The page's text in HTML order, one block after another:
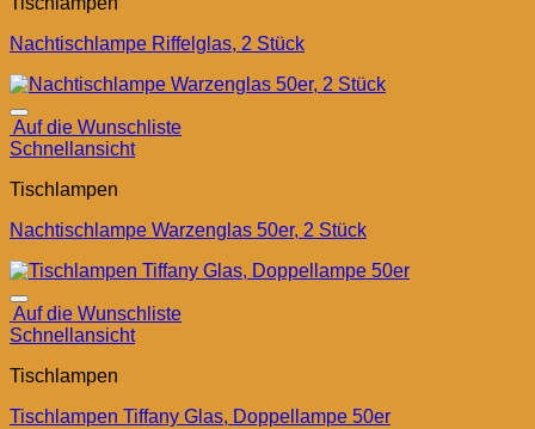
Nachtischlampe Riffelglas, 2 Stück
Auf die Wunschliste
Schnellansicht
Tischlampen
Nachtischlampe Warzenglas 50er, 2 Stück
Auf die Wunschliste
Schnellansicht
Tischlampen
Tischlampen Tiffany Glas, Doppellampe 50er